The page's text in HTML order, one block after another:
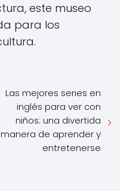
este museo
para los
Las mejores series en
inglés para ver con
niños: una divertida
manera de aprender y
entretenerse